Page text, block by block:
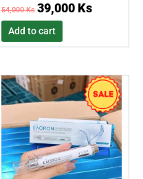
54,000Ks 39,000 Ks
Add to cart
This
product
multiple
variants.
The
options